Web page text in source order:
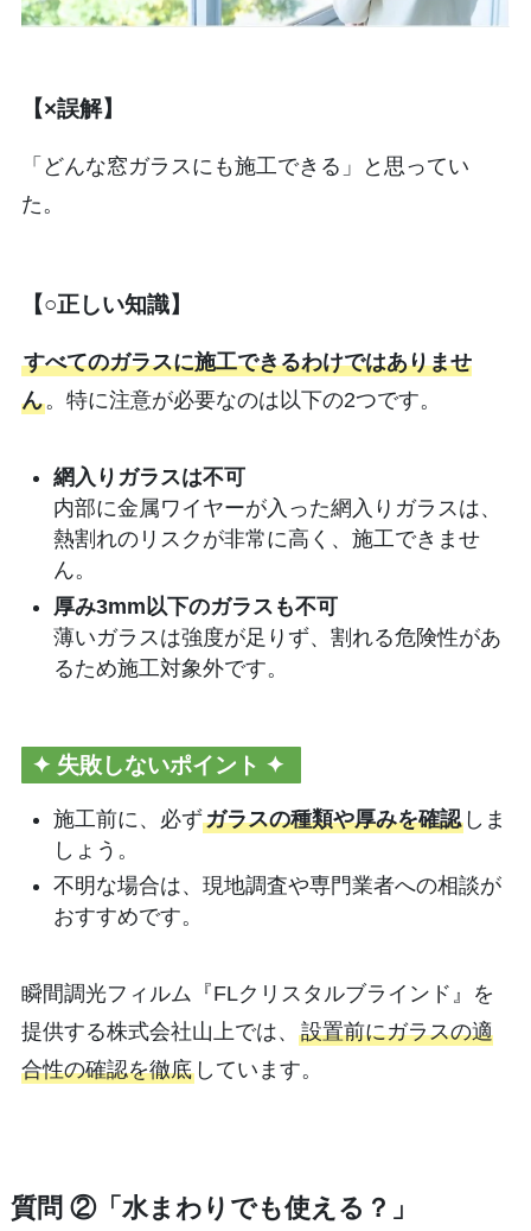
【×誤解】
「どんな窓ガラスにも施工できる」と思ってい
た。
【○正しい知識】
すべてのガラスに施工できるわけではありませ
ん。特に注意が必要なのは以下の2つです。
網入りガラスは不可
内部に金属ワイヤーが入った網入りガラスは、
熱割れのリスクが非常に高く、施工できませ
ん。
厚み3mm以下のガラスも不可
薄いガラスは強度が足りず、割れる危険性があ
るため施工対象外です。
✦ 失敗しないポイント ✦
施工前に、必ずガラスの種類や厚みを確認しま
しょう。
不明な場合は、現地調査や専門業者への相談が
おすすめです。
瞬間調光フィルム『FLクリスタルブラインド』を
提供する株式会社山上では、 設置前にガラスの適
合性の確認を徹底しています。
質問 ②「水まわりでも使える？」